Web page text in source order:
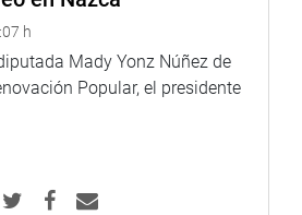
h
Mady Yonz Núñez de
Popular, el presidente